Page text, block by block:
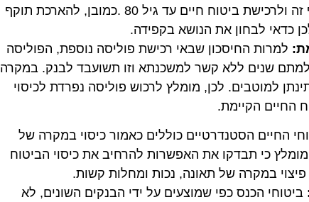
אולם, קיימת כיום אפשרות להארכת תוקף זה ולרכישת ביטוח חיים עד גיל 80 .כמובן, להארכת תוקף
כדאי לבחון את הנושא בקפידה.
למרות החיסכון שבאי רכישת פוליסה נוספת, הפוליסה
שנים ללא קשר למשכנתא וזו תשועבד לבנק. במקרה
למוטבים. לכן, מומלץ לרכוש פוליסה נפרדת לכיסוי
החיים הקיימת.
החיים הסטנדרטיים כוללים כאמור כיסוי במקרה של
כי תבדקו את האפשרות להרחיב את כיסוי הביטוח
במקרה של תאונה, נכות ומחלות קשות.
ביטוחי הכנס כפי שמוצעים על ידי הבנקים השונים, לא